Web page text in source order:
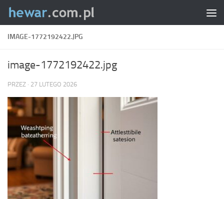
Skip to content
IMAGE-1772192422.JPG
image-1772192422.jpg
PRZEZ · 27 LUTEGO 2026